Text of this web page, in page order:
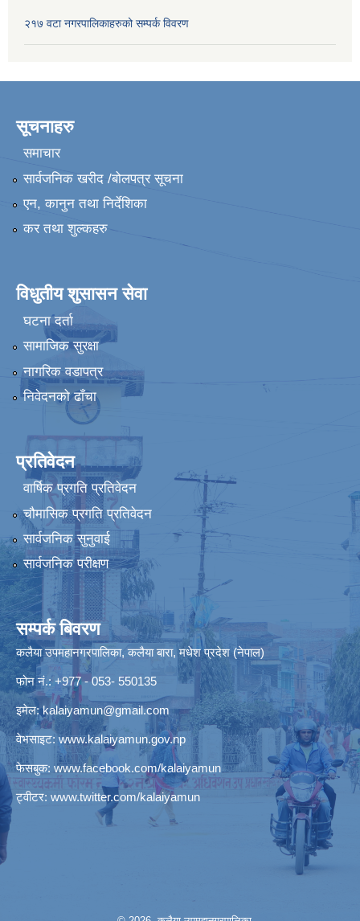
२१७ वटा नगरपालिकाहरुको सम्पर्क विवरण
सूचनाहरु
समाचार
सार्वजनिक खरीद /बोलपत्र सूचना
एन, कानुन तथा निर्देशिका
कर तथा शुल्कहरु
विधुतीय शुसासन सेवा
घटना दर्ता
सामाजिक सुरक्षा
नागरिक वडापत्र
निवेदनको ढाँचा
प्रतिवेदन
वार्षिक प्रगति प्रतिवेदन
चौमासिक प्रगति प्रतिवेदन
सार्वजनिक सुनुवाई
सार्वजनिक परीक्षण
सम्पर्क बिवरण
कलैया उपमहानगरपालिका, कलैया बारा, मधेश प्रदेश (नेपाल)
फोन नं.: +977 - 053- 550135
इमेल:kalaiyamun@gmail.com
वेभसाइट: www.kalaiyamun.gov.np
फेसबुक: www.facebook.com/kalaiyamun
ट्वीटर: www.twitter.com/kalaiyamun